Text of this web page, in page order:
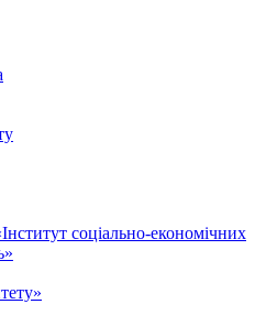
соціально-економічних